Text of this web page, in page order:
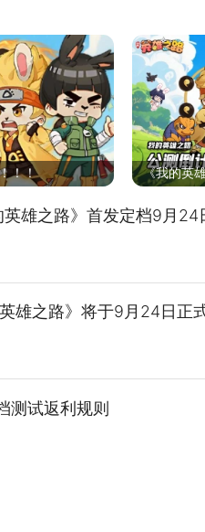
结合Q版可爱画风与放置养成
跨时空联动，海量专属奇缘角
羁绊英雄获取简单，养成轻
羁绊英雄、通灵兽组合流派
！！
《我的英
英雄之路》首发定档9月24
雄之路》将于9月24日正
测试返利规则